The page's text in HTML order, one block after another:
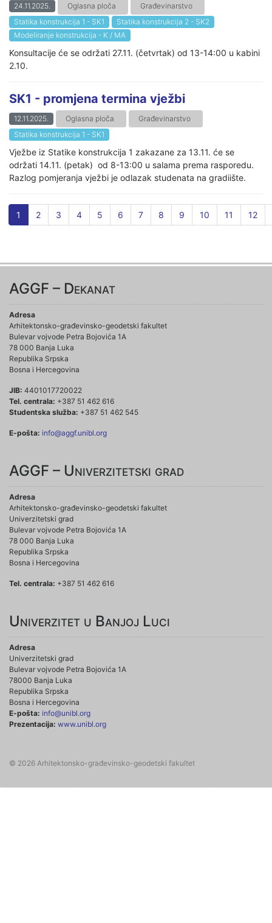
24.11.2025. Oglasna ploča
Građevinarstvo
Statika konstrukcija 1 - SK1
Statika konstrukcija 2 - SK2
Modeliranje konstrukcija - K / MA
Konsultacije će se održati 27.11. (četvrtak) od 13-14:00 u kabini
2.10.
SK1 - promjena termina vježbi
12.11.2025. Oglasna ploča
Građevinarstvo
Statika konstrukcija 1 - SK1
Vježbe iz Statike konstrukcija 1 zakazane za 13.11. će se
održati 14.11. (petak) od 8-13:00 u salama prema rasporedu.
Razlog pomjeranja vježbi je odlazak studenata na gradiište.
1 2 3 4 5 6 7 8 9 10 11 12
AGGF – Dekanat
Adresa
Arhitektonsko-građevinsko-geodetski fakultet
Bulevar vojvode Petra Bojovića 1A
78 000 Banja Luka
Republika Srpska
Bosna i Hercegovina
JIB: 4401017720022
Tel. centrala: +387 51 462 616
Studentska služba: +387 51 462 545
E-pošta: info@aggf.unibl.org
AGGF – Univerzitetski grad
Adresa
Arhitektonsko-građevinsko-geodetski fakultet
Univerzitetski grad
Bulevar vojvode Petra Bojovića 1A
78 000 Banja Luka
Republika Srpska
Bosna i Hercegovina
Tel. centrala: +387 51 462 616
Univerzitet u Banjoj Luci
Adresa
Univerzitetski grad
Bulevar vojvode Petra Bojovića 1A
78000 Banja Luka
Republika Srpska
Bosna i Hercegovina
E-pošta: info@unibl.org
Prezentacija: www.unibl.org
© 2026 Arhitektonsko-građevinsko-geodetski fakultet